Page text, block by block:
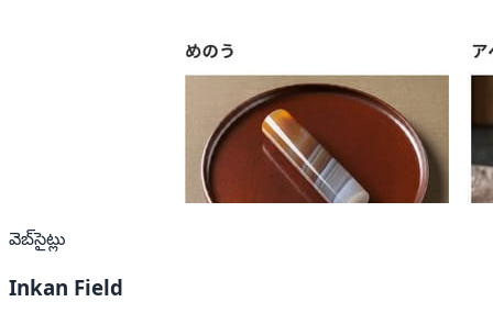
వెబ్‌సైట్లు
Inkan Field